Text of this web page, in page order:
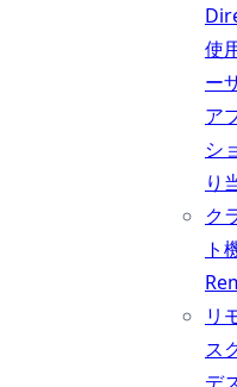
使
ー
ア
シ
り
ク
ト
リ
ス